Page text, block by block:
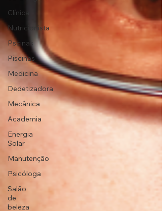
Clínica
Nutricionista
Pscinas
Piscinas
Medicina
Dedetizadora
Mecânica
Academia
Energia
Solar
Manutenção
Psicóloga
Salão
de
beleza